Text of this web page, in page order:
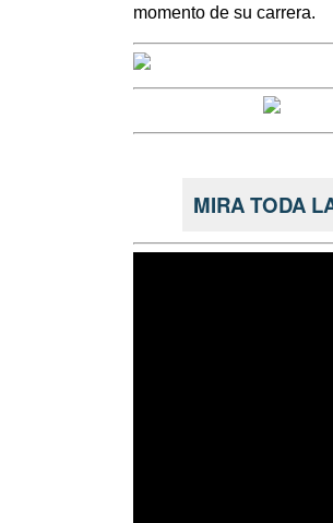
momento de su carrera.
MIRA TODA